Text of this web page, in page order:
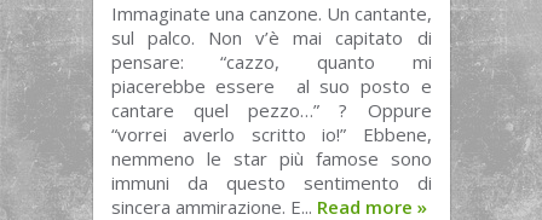
Immaginate una canzone. Un cantante,
sul palco. Non v’è mai capitato di
pensare: “cazzo, quanto mi
piacerebbe essere al suo posto e
cantare quel pezzo…” ? Oppure
“vorrei averlo scritto io!” Ebbene,
nemmeno le star più famose sono
immuni da questo sentimento di
sincera ammirazione. E... Read more »